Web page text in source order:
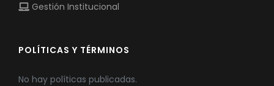
Gestión Institucional
POLÍTICAS Y TÉRMINOS
No hay políticas publicadas.